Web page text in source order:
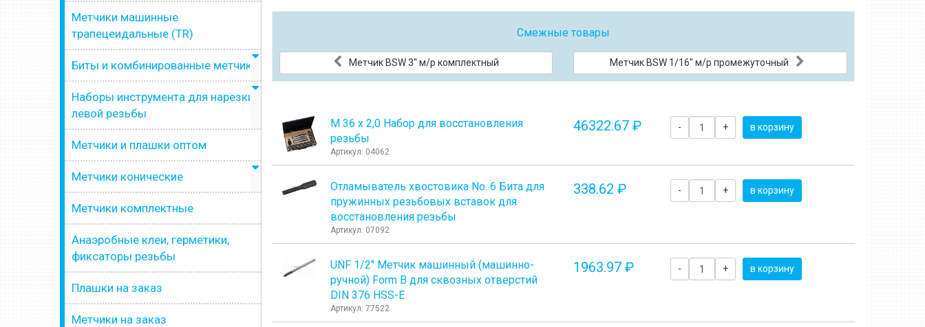
Метчики машинные
трапецеидальные (TR)
Биты и комбинированные метчики
Наборы инструмента для нарезки
левой резьбы
Метчики и плашки оптом
Метчики конические
Метчики комплектные
Анаэробные клеи, герметики,
фиксаторы резьбы
Плашки на заказ
Метчики на заказ
Смежные товары
Метчик BSW 3" м/р комплектный Метчик BSW 1/16" м/р промежуточный
М 36 х 2,0 Набор для восстановления
резьбы
Артикул: 04062
46322.67 ₽ - + в корзину
Отламыватель хвостовика No. 6 Бита для
пружинных резьбовых вставок для
восстановления резьбы
Артикул: 07092
338.62 ₽ - + в корзину
UNF 1/2" Метчик машинный (машинно-
ручной) Form B для сквозных отверстий
DIN 376 HSS-E
Артикул: 77522
1963.97 ₽ - + в корзину